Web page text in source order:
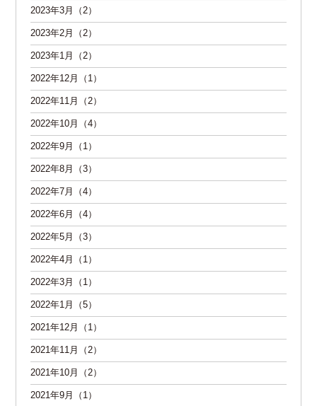
2023年3月（2）
2023年2月（2）
2023年1月（2）
2022年12月（1）
2022年11月（2）
2022年10月（4）
2022年9月（1）
2022年8月（3）
2022年7月（4）
2022年6月（4）
2022年5月（3）
2022年4月（1）
2022年3月（1）
2022年1月（5）
2021年12月（1）
2021年11月（2）
2021年10月（2）
2021年9月（1）